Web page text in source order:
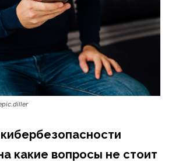
какие вопросы не стоит